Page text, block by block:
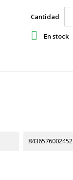
Cantidad
 En stock
8436576002452